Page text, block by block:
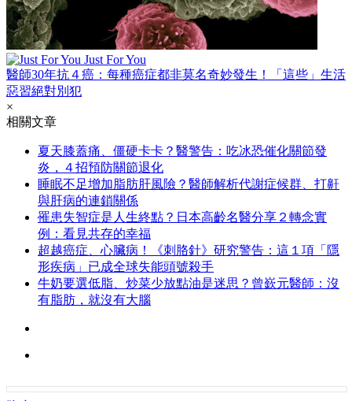
Just For You
醫師30年抗４癌：每種癌症都非莫名奇妙發生！「這些」生活
惡習絕對別犯
×
相關文章
夏天膝蓋痛、僵硬卡卡？醫警告：吃冰恐催化關節發
炎，４招預防關節退化
睡眠不足增加脂肪肝風險？醫師解析代謝症候群、打鼾
與肝病的連鎖關係
罹患失智症是人生終點？日本高齡名醫分享２轉念實
例：看見共存的幸福
超越癌症、心臟病！《刺胳針》研究警告：這１項「隱
形疾病」已成全球失能頭號殺手
牛奶要選低脂、炒菜少放點油是迷思？曾嶔元醫師：沒
有脂肪，就沒有大腦